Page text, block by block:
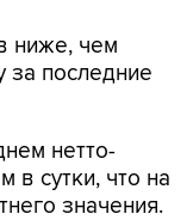
ниже, чем
за последние
нетто-
в сутки, что на
значения.